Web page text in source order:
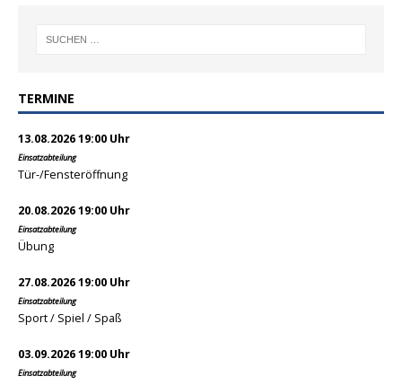
TERMINE
13.08.2026 19:00 Uhr
Einsatzabteilung
Tür-/Fensteröffnung
20.08.2026 19:00 Uhr
Einsatzabteilung
Übung
27.08.2026 19:00 Uhr
Einsatzabteilung
Sport / Spiel / Spaß
03.09.2026 19:00 Uhr
Einsatzabteilung